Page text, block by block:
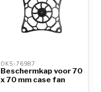
OKS-76987
Beschermkap voor 70
x 70 mm case fan